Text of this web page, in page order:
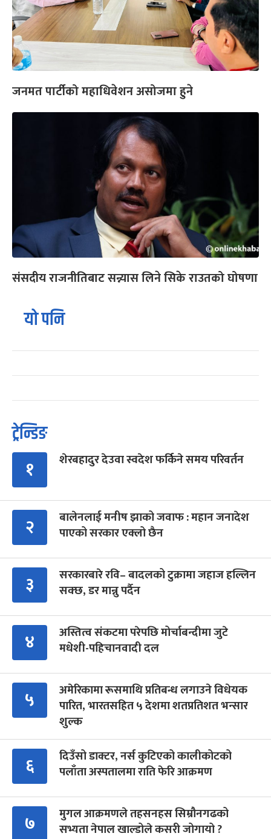
जनमत पार्टीको महाधिवेशन असोजमा हुने
संसदीय राजनीतिबाट सन्न्यास लिने सिके राउतको घोषणा
यो पनि
ट्रेन्डिङ
१ शेरबहादुर देउवा स्वदेश फर्किने समय परिवर्तन
२
बालेनलाई मनीष झाको जवाफ : महान जनादेश
पाएको सरकार एक्लो छैन
३
सरकारबारे रवि– बादलको टुक्रामा जहाज हल्लिन
सक्छ, डर मान्नु पर्दैन
४
अस्तित्व संकटमा परेपछि मोर्चाबन्दीमा जुटे
मधेशी-पहिचानवादी दल
५
अमेरिकामा रूसमाथि प्रतिबन्ध लगाउने विधेयक
पारित, भारतसहित ५ देशमा शतप्रतिशत भन्सार
शुल्क
६
दिउँसो डाक्टर, नर्स कुटिएको कालीकोटको
पलाँता अस्पतालमा राति फेरि आक्रमण
७
मुगल आक्रमणले तहसनहस सिम्रौनगढको
सभ्यता नेपाल खाल्डोले कसरी जोगायो ?